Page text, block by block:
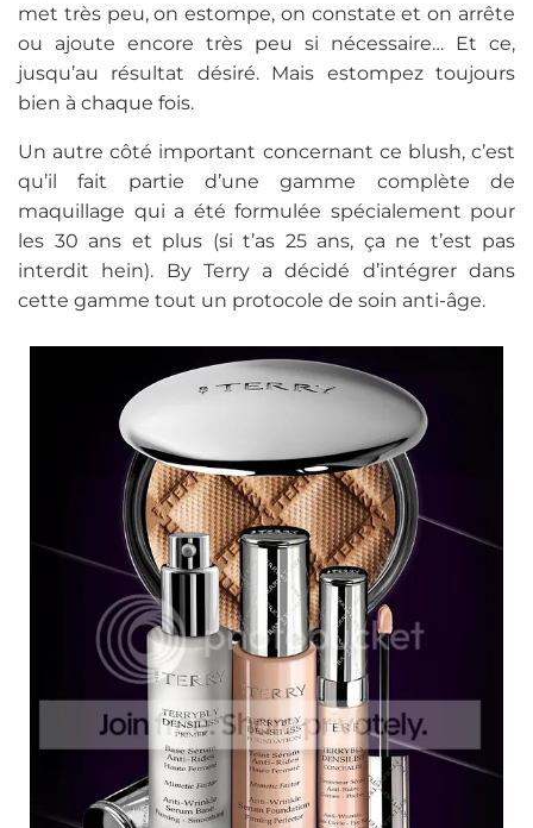
met très peu, on estompe, on constate et on arrête
ou ajoute encore très peu si nécessaire… Et ce,
jusqu’au résultat désiré. Mais estompez toujours
bien à chaque fois.
Un autre côté important concernant ce blush, c’est
qu’il fait partie d’une gamme complète de
maquillage qui a été formulée spécialement pour
les 30 ans et plus (si t’as 25 ans, ça ne t’est pas
interdit hein). By Terry a décidé d’intégrer dans
cette gamme tout un protocole de soin anti-âge.